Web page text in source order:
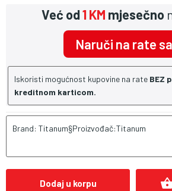
Već od1 KM mjesečno
Naruči na rate
Iskoristi mogućnost kupovine na rate BEZ
kreditnom karticom.
Brand: Titanum§Proizvođač:Titanum
Dodaj u korpu